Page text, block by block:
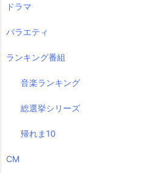
ドラマ
バラエティ
ランキング番組
音楽ランキング
総選挙シリーズ
帰れま10
CM